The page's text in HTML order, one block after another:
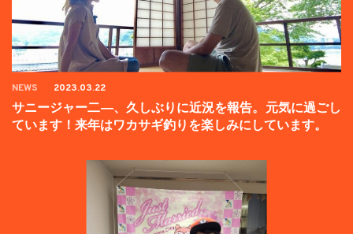
NEWS 2023.03.22
サニージャー二―、久しぶりに近況を報告。元気に過ごし
ています！来年はワカサギ釣りを楽しみにしています。